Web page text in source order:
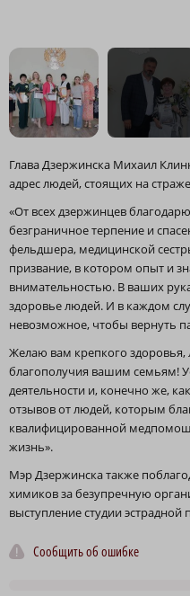
Глава Дзержинска Михаил
адрес людей, стоящих на
«От всех дзержинцев
безграничное терпение и
фельдшера, медицинской
призвание, в котором опыт и
внимательностью. В ваших
здоровье людей. И в каждом
невозможное, чтобы вернуть
Желаю вам крепкого здоровья,
благополучия вашим семьям!
деятельности и, конечно же,
отзывов от людей, которым
квалифицированной
жизнь».
Мэр Дзержинска также
химиков за безупречную
выступление студии эстрадной
Сообщить об ошибке